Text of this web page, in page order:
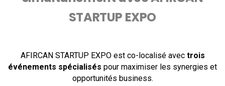
STARTUP EXPO
AFIRCAN STARTUP EXPO est co-localisé avec trois
événements spécialisés pour maximiser les synergies et
opportunités business.